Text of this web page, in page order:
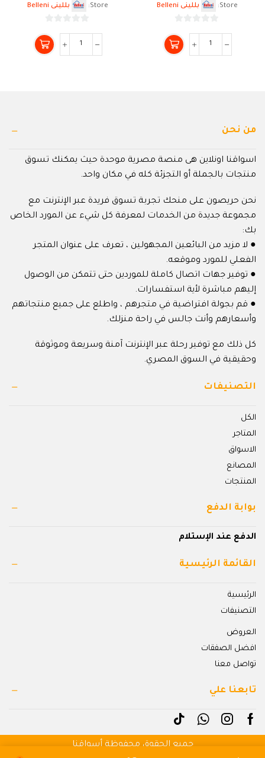
Store:
بللينى Belleni
من
5
Store:
بللينى Belleni
من
5
من نحن
اسواقنا اونلاين هى منصة مصرية موحدة حيث يمكنك تسوق
منتجات بالجملة أو التجزئة كله في مكان واحد.
نحن حريصون على منحك تجربة تسوق فريدة عبر الإنترنت مع
مجموعة جديدة من الخدمات لمعرفة كل شيء عن المورد الخاص
بك:
● لا مزيد من البائعين المجهولين ، تعرف على عنوان المتجر
الفعلي للمورد وموقعه.
● توفير جهات اتصال كاملة للموردين حتى تتمكن من الوصول
إليهم مباشرة لأية استفسارات.
● قم بجولة افتراضية في متجرهم ، واطلع على جميع منتجاتهم
وأسعارهم وأنت جالس في راحة منزلك.
كل ذلك مع توفير رحلة عبر الإنترنت آمنة وسريعة وموثوقة
وحقيقية في السوق المصري.
التصنيفات
الكل
المتاجر
الاسواق
المصانع
المنتجات
بوابة الدفع
الدفع عند الإستلام
القائمة الرئيسية
الرئيسية
التصنيفات
العروض
افضل الصفقات
تواصل معنا
تابعنا علي
جميع الحقوق محفوظة أسواقنا